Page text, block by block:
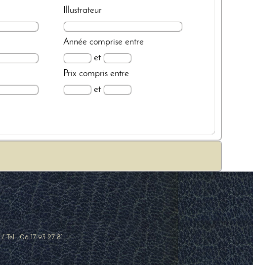
Illustrateur
Année comprise entre
et
Prix compris entre
et
/ Tel :06 17 93 27 81